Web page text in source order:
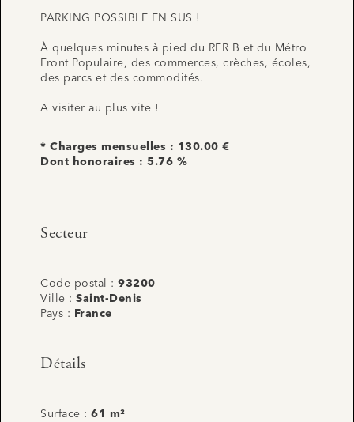
PARKING POSSIBLE EN SUS !
À quelques minutes à pied du RER B et du Métro
Front Populaire, des commerces, crèches, écoles,
des parcs et des commodités.
A visiter au plus vite !
* Charges mensuelles : 130.00 €
Dont honoraires : 5.76 %
Secteur
Code postal : 93200
Ville : Saint-Denis
Pays :
France
Détails
Surface : 61 m²